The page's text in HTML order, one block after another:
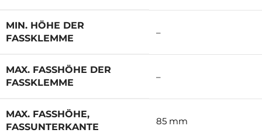
MIN. HÖHE DER
FASSKLEMME
–
MAX. FASSHÖHE DER
FASSKLEMME
–
MAX. FASSHÖHE,
FASSUNTERKANTE
85 mm